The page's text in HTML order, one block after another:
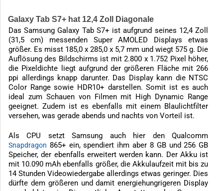
Galaxy Tab S7+ hat 12,4 Zoll Diagonale
Das Samsung Galaxy Tab S7+ ist aufgrund seines 12,4 Zoll
(31,5 cm) messenden Super AMOLED Displays etwas
größer. Es misst 185,0 x 285,0 x 5,7 mm und wiegt 575 g. Die
Auflösung des Bildschirms ist mit 2.800 x 1.752 Pixel höher,
die Pixeldichte liegt aufgrund der größeren Fläche mit 266
ppi allerdings knapp darunter. Das Display kann die NTSC
Color Range sowie HDR10+ darstellen. Somit ist es auch
ideal zum Schauen von Filmen mit High Dynamic Range
geeignet. Zudem ist es ebenfalls mit einem Blaulichtfilter
versehen, was gerade abends und nachts von Vorteil ist.
Als CPU setzt Samsung auch hier den Qualcomm
Snapdragon 865+ ein, spendiert ihm aber 8 GB und 256 GB
Speicher, der ebenfalls erweitert werden kann. Der Akku ist
mit 10.090 mAh ebenfalls größer, die Akkulaufzeit mit bis zu
14 Stunden Videowiedergabe allerdings etwas geringer. Dies
dürfte dem größeren und damit energiehungrigeren Display